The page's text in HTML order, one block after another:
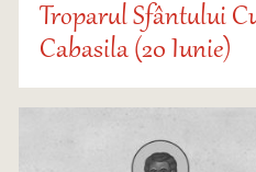
Troparul Sfântului
Cabasila (20 Iunie)